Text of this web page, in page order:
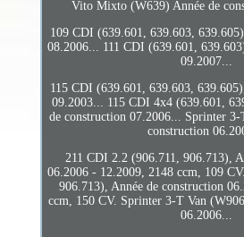
Vito Mixto (W639) Année de
109 CDI (639.601, 639.603,
08.2006... 111 CDI (639.601,
09.2007...
115 CDI (639.601, 639.603,
09.2003... 115 CDI 4x4 (639.601,
de construction 07.2006... Sprinter
construction
211 CDI 2.2 (906.711, 906.713),
06.2006 - 12.2009, 2148 ccm, 109
906.713), Année de construction
ccm, 150 CV. Sprinter 3-T Van
06.2006...